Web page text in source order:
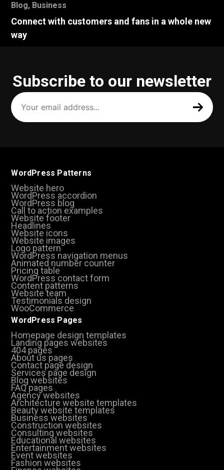
Blog, Business
Connect with customers and fans in a whole new
way
Subscribe to our newsletter
Your
email
address
(Required)
WordPress Patterns
Website hero
WordPress accordion
WordPress blog
Call to action examples
Website footer
Headlines
Website icons
Website images
Logo pattern
WordPress navigation menus
Animated number counter
Pricing table
WordPress contact form
Content patterns
Website team
Testimonials design
WooCommerce
WordPress Pages
Homepage design templates
Landing pages websites
404 pages
About us pages
Contact page design
Services page design
Blog websites
FAQ pages
Agency websites
Architecture website templates
Beauty website templates
Business websites
Construction websites
Consulting websites
Educational websites
Entertainment websites
Event websites
Fashion websites